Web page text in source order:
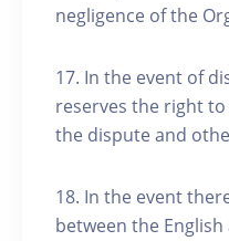
negligence of the
17. In the event of
reserves the right
the dispute and
18. In the event
between the